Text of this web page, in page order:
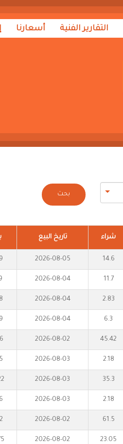
التقارير الفنية أسعارنا
بحث
شراء تاريخ البيع
14.6
2026-08-05
11.7
2026-08-04
2.83
2026-08-04
6.3
2026-08-04
45.42
2026-08-02
2.18
2026-08-03
35.3
2026-08-03
2.18
2026-08-03
61.5
2026-08-02
23.05
2026-08-02